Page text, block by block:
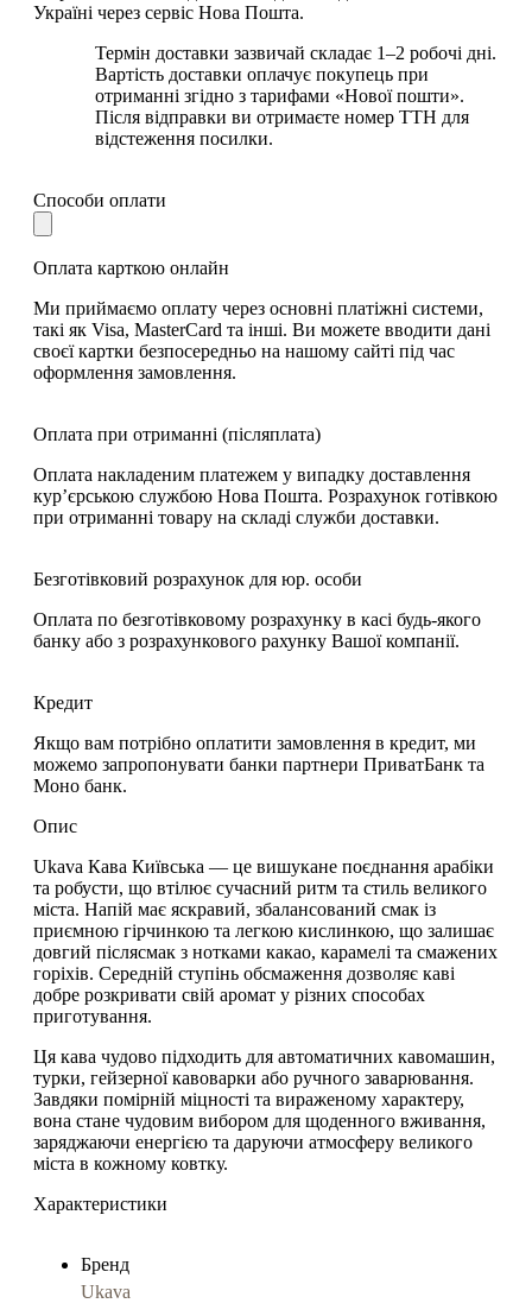
Україні через сервіс Нова Пошта.
Термін доставки зазвичай складає 1–2 робочі дні.
Вартість доставки оплачує покупець при
отриманні згідно з тарифами «Нової пошти».
Після відправки ви отримаєте номер ТТН для
відстеження посилки.
Способи оплати
Оплата карткою онлайн
Ми приймаємо оплату через основні платіжні системи,
такі як Visa, MasterCard та інші. Ви можете вводити дані
своєї картки безпосередньо на нашому сайті під час
оформлення замовлення.
Оплата при отриманні (післяплата)
Оплата накладеним платежем у випадку доставлення
кур’єрською службою Нова Пошта. Розрахунок готівкою
при отриманні товару на складі служби доставки.
Безготівковий розрахунок для юр. особи
Оплата по безготівковому розрахунку в касі будь-якого
банку або з розрахункового рахунку Вашої компанії.
Кредит
Якщо вам потрібно оплатити замовлення в кредит, ми
можемо запропонувати банки партнери ПриватБанк та
Моно банк.
Опис
Ukava Кава Київська — це вишукане поєднання арабіки
та робусти, що втілює сучасний ритм та стиль великого
міста. Напій має яскравий, збалансований смак із
приємною гірчинкою та легкою кислинкою, що залишає
довгий післясмак з нотками какао, карамелі та смажених
горіхів. Середній ступінь обсмаження дозволяє каві
добре розкривати свій аромат у різних способах
приготування.
Ця кава чудово підходить для автоматичних кавомашин,
турки, гейзерної кавоварки або ручного заварювання.
Завдяки помірній міцності та вираженому характеру,
вона стане чудовим вибором для щоденного вживання,
заряджаючи енергією та даруючи атмосферу великого
міста в кожному ковтку.
Характеристики
Бренд
Ukava